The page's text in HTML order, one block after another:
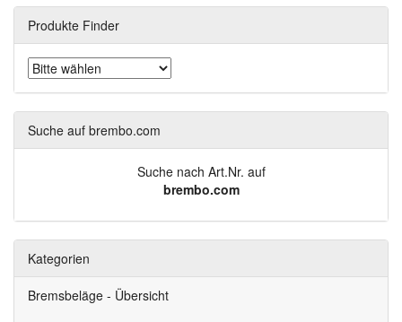
Produkte Finder
Suche auf brembo.com
Suche nach Art.Nr. auf
brembo.com
Kategorien
Bremsbeläge - Übersicht